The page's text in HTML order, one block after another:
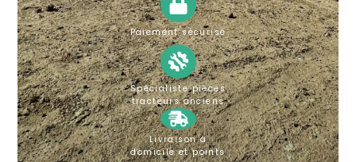
Paiement sécurisé
Spécialiste pièces
tracteurs anciens
Livraison à
domicile et points